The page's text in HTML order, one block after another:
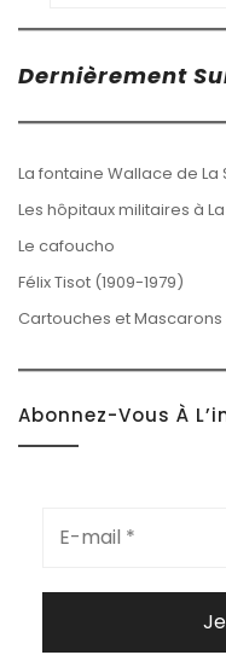
Dernièrement
La fontaine Wallace de La
Les hôpitaux militaires à
Le cafoucho
Félix Tisot (1909-1979)
Cartouches et Mascarons
Abonnez-Vous À